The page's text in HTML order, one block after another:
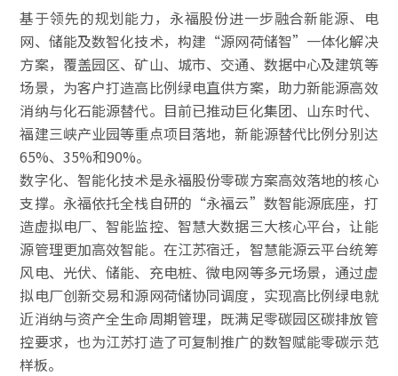
基于领先的规划能力，永福股份进一步融合新能源、电
网、储能及数智化技术，构建“源网荷储智”一体化解决
方案，覆盖园区、矿山、城市、交通、数据中心及建筑等
场景，为客户打造高比例绿电直供方案，助力新能源高效
消纳与化石能源替代。目前已推动巨化集团、山东时代、
福建三峡产业园等重点项目落地，新能源替代比例分别达
65%、35%和90%。
数字化、智能化技术是永福股份零碳方案高效落地的核心
支撑。永福依托全栈自研的“永福云”数智能源底座，打
造虚拟电厂、智能监控、智慧大数据三大核心平台，让能
源管理更加高效智能。在江苏宿迁，智慧能源云平台统筹
风电、光伏、储能、充电桩、微电网等多元场景，通过虚
拟电厂创新交易和源网荷储协同调度，实现高比例绿电就
近消纳与资产全生命周期管理，既满足零碳园区碳排放管
控要求，也为江苏打造了可复制推广的数智赋能零碳示范
样板。